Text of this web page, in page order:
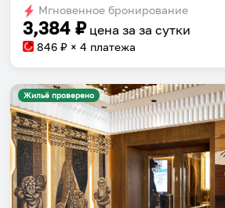
changing
dates.
changing
dates.
Мгновенное бронирование
3,384 ₽ цена за за сутки
846 ₽ × 4 платежа
Жильё проверено